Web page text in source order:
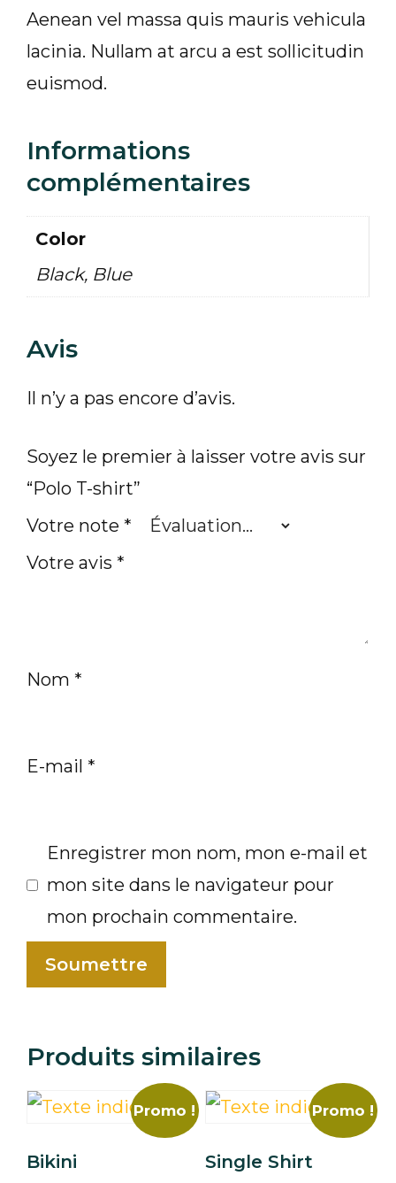
Aenean vel massa quis mauris vehicula
lacinia. Nullam at arcu a est sollicitudin
euismod.
Informations
complémentaires
Color
Black, Blue
Avis
Il n’y a pas encore d’avis.
Soyez le premier à laisser votre avis sur
“Polo T-shirt”
Votre note *
Votre avis *
Nom *
E-mail *
Enregistrer mon nom, mon e-mail et
mon site dans le navigateur pour
mon prochain commentaire.
Produits similaires
Promo !
Bikini
Promo !
Single Shirt